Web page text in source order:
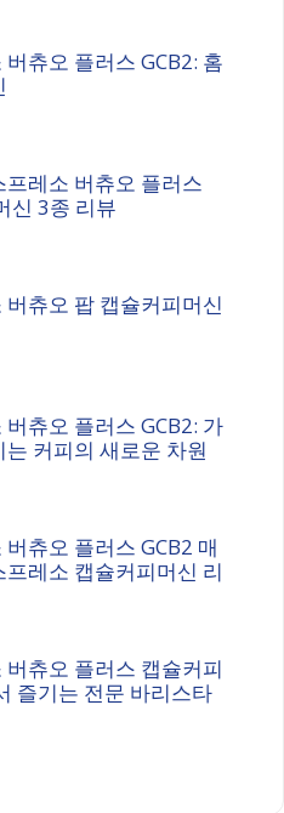
츄오 플러스 GCB2: 홈
프레소 버츄오 플러스
신 3종 리뷰
버츄오 팝 캡슐커피머신
츄오 플러스 GCB2: 가
커피의 새로운 차원
츄오 플러스 GCB2 매
프레소 캡슐커피머신 리
버츄오 플러스 캡슐커피
즐기는 전문 바리스타